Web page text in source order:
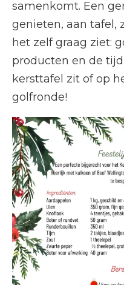
samenkomt. Een
genieten, aan tafel,
het zelf graag ziet:
producten en de
kersttafel zit of op
golfronde!